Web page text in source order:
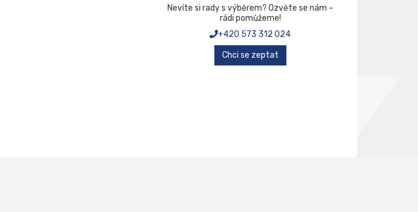
Nevíte si rady s výběrem? Ozvěte se nám –
rádi pomůžeme!
+420 573 312 024
Chci se zeptat